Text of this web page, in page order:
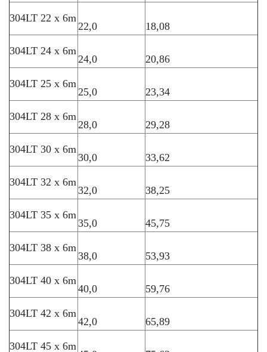
304LT 22 x 6m
22,0 18,08
304LT 24 x 6m
24,0 20,86
304LT 25 x 6m
25,0 23,34
304LT 28 x 6m
28,0 29,28
304LT 30 x 6m
30,0 33,62
304LT 32 x 6m
32,0 38,25
304LT 35 x 6m
35,0 45,75
304LT 38 x 6m
38,0 53,93
304LT 40 x 6m
40,0 59,76
304LT 42 x 6m
42,0 65,89
304LT 45 x 6m